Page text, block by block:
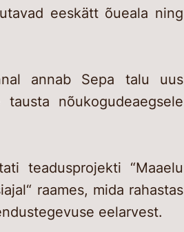
eeskätt õueala ning
annab Sepa talu uus
nõukogudeaegsele
teadusprojekti “Maaelu
raames, mida rahastas
eelarvest.